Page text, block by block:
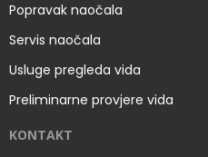
Popravak naočala
Servis naočala
Usluge pregleda vida
Preliminarne provjere vida
KONTAKT